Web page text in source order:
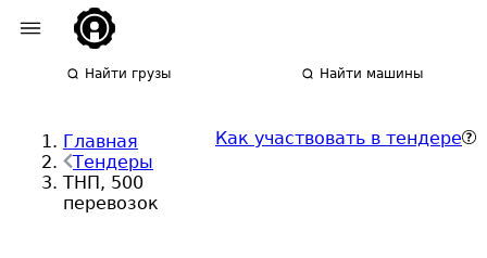
Найти грузы Найти машины
Главная
Тендеры
ТНП, 500
перевозок
Как участвовать в тендере